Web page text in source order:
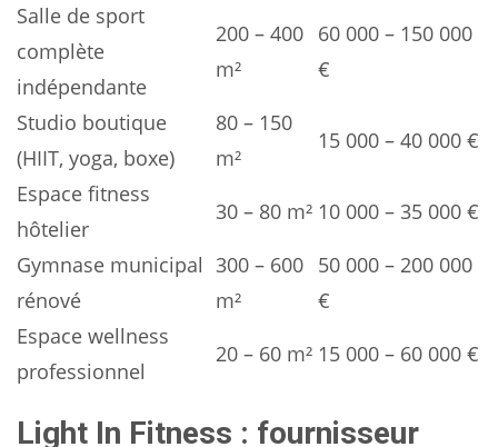
Salle de sport
complète
indépendante
200 – 400
m²
60 000 – 150 000
€
Studio boutique
(HIIT, yoga, boxe)
80 – 150
m²
15 000 – 40 000 €
Espace fitness
hôtelier
30 – 80 m² 10 000 – 35 000 €
Gymnase municipal
rénové
300 – 600
m²
50 000 – 200 000
€
Espace wellness
professionnel
20 – 60 m² 15 000 – 60 000 €
Light In Fitness : fournisseur